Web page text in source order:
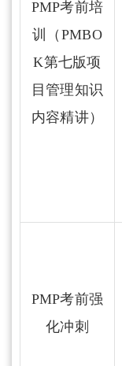
PMP考前培
训（PMBO
K第七版项
目管理知识
内容精讲）
PMP考前强
化冲刺